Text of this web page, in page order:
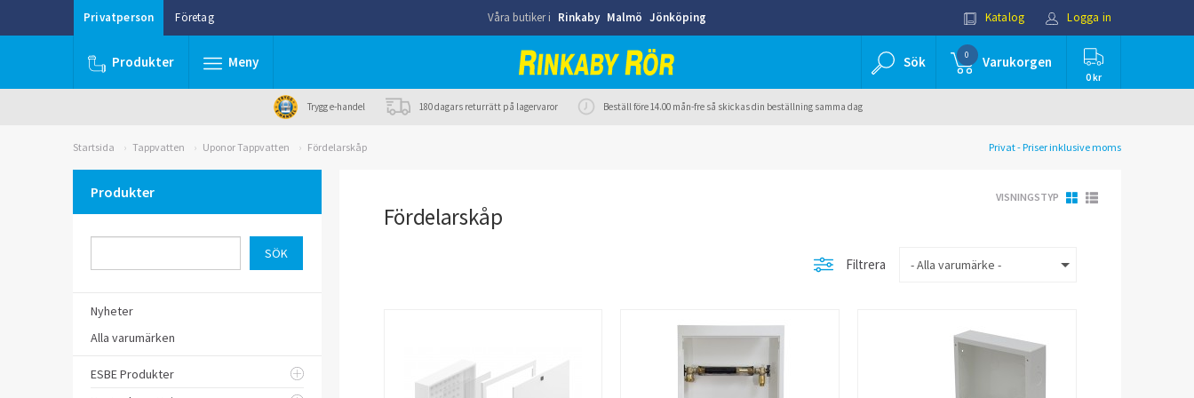
Privatperson Företag Våra butiker i Rinkaby Malmö Jönköping Katalog Logga in
Produkter Meny Sök 0 Varukorgen
0 kr
Trygg e-handel 180 dagars returrätt på lagervaror Beställ före 14.00 mån-fre så skickas din beställning samma dag
Startsida Tappvatten Uponor Tappvatten Fördelarskåp Privat - Priser inklusive moms
Produkter
Nyheter
Alla varumärken
ESBE Produkter
Fördelarskåp
VISNINGSTYP
Filtrera